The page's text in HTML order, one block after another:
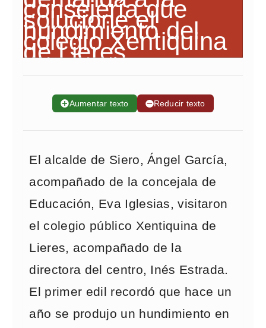
➕Aumentar texto ➖Reducir texto
El alcalde de Siero, Ángel García,
acompañado de la concejala de
Educación, Eva Iglesias, visitaron
el colegio público Xentiquina de
Lieres, acompañado de la
directora del centro, Inés Estrada.
El primer edil recordó que hace un
año se produjo un hundimiento en